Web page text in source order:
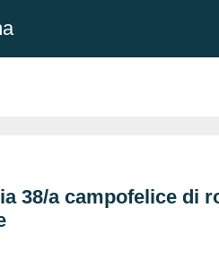
38/a campofelice di